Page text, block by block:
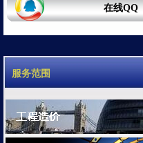
在线QQ
服务范围